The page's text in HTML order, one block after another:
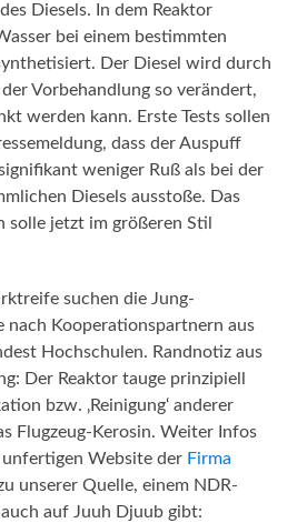
Diesels. In dem Reaktor
bei einem bestimmten
Der Diesel wird durch
Vorbehandlung so verändert,
werden kann. Erste Tests sollen
dass der Auspuff
weniger Ruß als bei der
Diesels ausstoße. Das
solle jetzt im größeren Stil
suchen die Jung-
nach Kooperationspartnern aus
Hochschulen. Randnotiz aus
Der Reaktor tauge prinzipiell
bzw. ‚Reinigung‘ anderer
Flugzeug-Kerosin. Weiter Infos
Website der Firma
unserer Quelle, einem NDR-
auf Juuh Djuub gibt: